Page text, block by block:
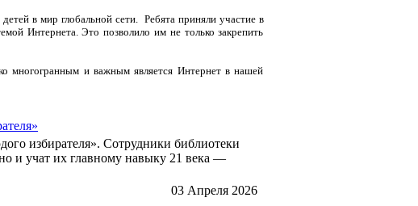
в мир глобальной сети. Ребята приняли участие в
Интернета. Это позволило им не только закрепить
многогранным и важным является Интернет в нашей
избирателя». Сотрудники библиотеки
и учат их главному навыку 21 века —
03 Апреля 2026